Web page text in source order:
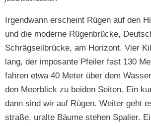
Irgend­wann erscheint Rügen auf den
und die mod­erne Rügen­brücke,
Schräg­seil­brücke, am Hor­i­zont. Vier
lang, der imposante Pfeil­er fast 130
fahren etwa 40 Meter über dem
den Meerblick zu bei­den Seit­en. Ein
dann sind wir auf Rügen. Weit­er geht
straße, uralte Bäume ste­hen Spalier.